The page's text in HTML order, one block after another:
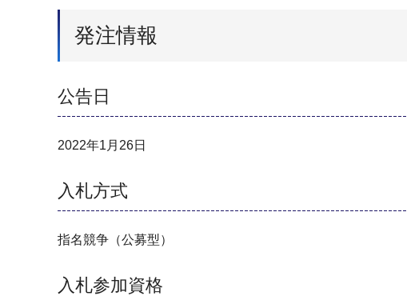
発注情報
公告日
2022年1月26日
入札方式
指名競争（公募型）
入札参加資格